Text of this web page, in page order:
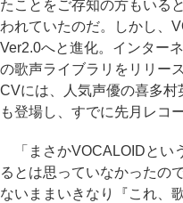
たことをご存知の方もいる
われていたのだ。しかし、
Ver2.0へと進化。インター
の歌声ライブラリをリリー
CVには、人気声優の喜多
も登場し、すでに先月レコ
「まさかVOCALOIDとい
るとは思っていなかったの
ないままいきなり『これ、